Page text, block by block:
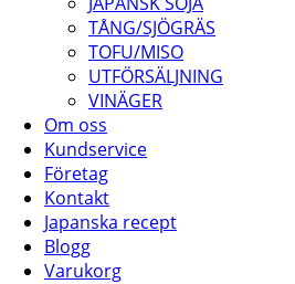
TÅNG/SJÖGRÄS
TOFU/MISO
UTFÖRSÄLJNING
VINÄGER
Om oss
Kundservice
Företag
Kontakt
Japanska recept
Blogg
Varukorg